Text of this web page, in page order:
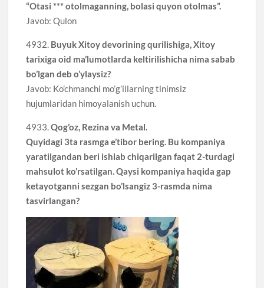
“Otasi *** otolmaganning, bolasi quyon otolmas”.
Javob: Qulon
4932. Buyuk Xitoy devorining qurilishiga, Xitoy
tarixiga oid ma’lumotlarda keltirilishicha nima sabab
bo’lgan deb o’ylaysiz?
Javob: Ko’chmanchi mo’g’illarning tinimsiz
hujumlaridan himoyalanish uchun.
4933.Qog’oz, Rezina va Metal.
Quyidagi 3ta rasmga e’tibor bering. Bu kompaniya
yaratilgandan beri ishlab chiqarilgan faqat 2-turdagi
mahsulot ko’rsatilgan. Qaysi kompaniya haqida gap
ketayotganni sezgan bo’lsangiz 3-rasmda nima
tasvirlangan?